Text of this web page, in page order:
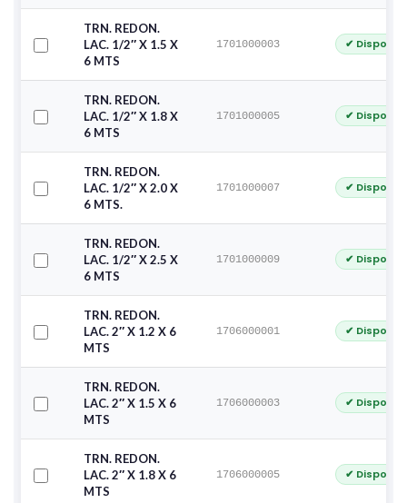
TRN. REDON.
LAC. 1/2″ X 1.5 X
6 MTS
1701000003 ✔
TRN. REDON.
LAC. 1/2″ X 1.8 X
6 MTS
1701000005 ✔
TRN. REDON.
LAC. 1/2″ X 2.0 X
6 MTS.
1701000007 ✔
TRN. REDON.
LAC. 1/2″ X 2.5 X
6 MTS
1701000009 ✔
TRN. REDON.
LAC. 2″ X 1.2 X 6
MTS
1706000001 ✔
TRN. REDON.
LAC. 2″ X 1.5 X 6
MTS
1706000003 ✔
TRN. REDON.
LAC. 2″ X 1.8 X 6
MTS
1706000005 ✔